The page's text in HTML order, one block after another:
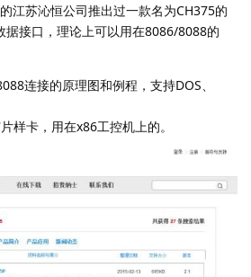
江苏沁恒公司推出过一款名为CH375的
据接口，理论上可以用在8086/8088的
连接的原理图和例程，支持DOS、
样卡，用在x86工控机上的。